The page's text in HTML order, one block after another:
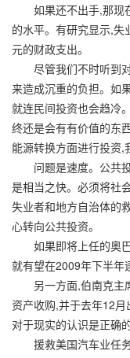
如果还不出手,那现
的水平。有研究显示,
元的财政支出。
尽管我们不时听到对
来造成沉重的负担。如
就连民间投资也会趋冷
终还是会有有价值的东
能源转换方面进行投资,
问题是速度。公共投
是相当之快。必须将社
失业者和地方自治体的
心转向公共投资。
如果即将上任的奥巴
就有望在2009年下半年
另一方面,伯南克主
资产收购,并于去年12
对于现实的认识是正确的
援救美国汽车业任